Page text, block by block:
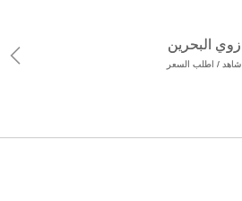
زوي البحرين
شاهد / اطلب السعر